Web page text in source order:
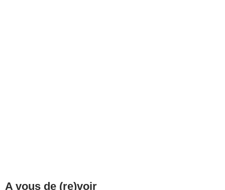
A vous de (re)voir